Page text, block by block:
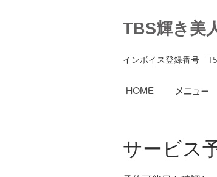
TBS輝き美
インボイス登録番号
HOME メニュー
サービス